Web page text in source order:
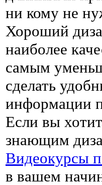
ни кому не
Хороший
наиболее
самым
сделать
информации
Если вы
знающим
Видеокурсы
в вашем